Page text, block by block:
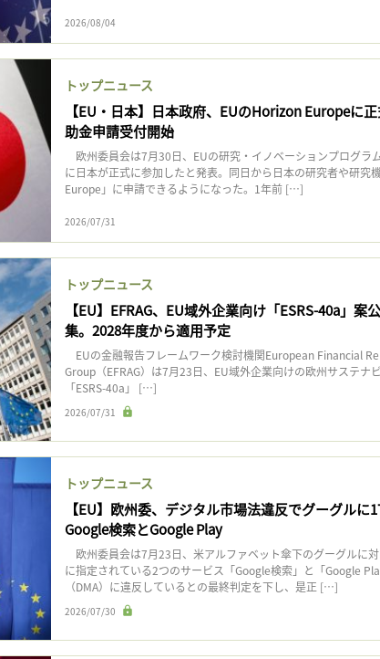
2026/08/04
トップニュース
【EU・日本】日本政府、EUのHorizon Europeに
助金申請受付開始
欧州委員会は7月30日、EUの研究・イノベーションプログラ
に日本が正式に参加したと発表。同日から日本の研究者や研究
Europe」に申請できるようになった。1年前 […]
2026/07/31
トップニュース
【EU】EFRAG、EU域外企業向け「ESRS-40a」案
集。2028年度から適用予定
EUの金融報告フレームワーク検討機関European Financial
Group（EFRAG）は7月23日、EU域外企業向けの欧州サステナ
「ESRS-40a」 […]
2026/07/31
トップニュース
【EU】欧州委、デジタル市場法違反でグーグルに
Google検索とGoogle Play
欧州委員会は7月23日、米アルファベット傘下のグーグルに
に指定されている2つのサービス「Google検索」と「Google
（DMA）に違反しているとの最終判定を下し、是正 […]
2026/07/30